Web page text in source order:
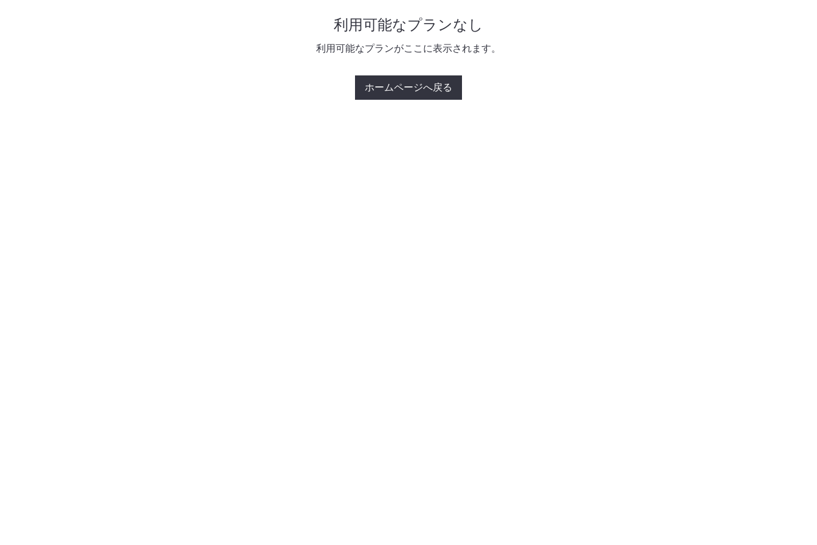
利用可能なプランなし
利用可能なプランがここに表示されます。
ホームページへ戻る